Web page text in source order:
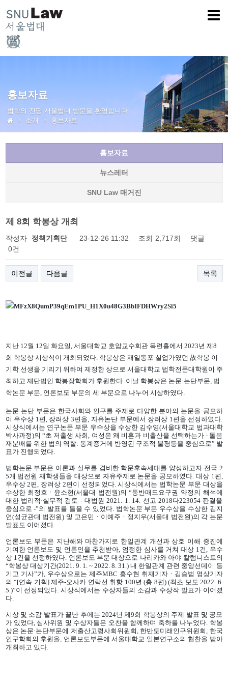
홍보자료
법학의 전당 서울법대 방문을 환영합니다
소개
홍보자료
홍보자료
뉴스레터
SNU Law 매거진
제 8회 학봉상 개최
작성자 정책기획단 23-12-26 11:32 조회 2,717회
댓글
0건
이전글 다음글 목록
지난 12월 12일 화요일, 서울대학교 호암교수회관 목련홀에서 2023년 제8
회 학봉상 시상식이 개최되었다. 학봉상은 재일동포 실업가였던 故학봉 이
기학 선생을 기리기 위하여 제정한 상으로 서울대학교 법학전문대학원이 주
최하고 재단법인 학봉장학회가 후원한다. 이날 학봉상은 논문·논단부문, 법
학논문 부문, 언론보도 부문의 세 부문으로 나누어 시상하였다.
논문·논단 부문은 한국사회와 인구를 주제로 다양한 분야의 논문을 공모하
여 우수상 1편, 장려상 3편을, 자유논단 부문에서 장려상 1편을 선정하였다.
시상식에서는 연구논문 부문 우수상을 수상한 김수영(서울대학교 법과대학
박사과정)의 “초 저출생 사회, 여성은 왜 비혼과 비출산을 선택하는가 - 돌봄
재분배를 위한 법의 역할: 통계증거에 반영된 구조적 불평등을 중심으로” 발
표가 진행되었다.
법학논문 부문은 이론과 실무를 겸비한 학문후속세대를 양성하고자 전국 2
5개 법전원 재학생들을 대상으로 자유주제로 논문을 공모하였다. 대상 1편,
우수상 2편, 장려상 2편이 선정되었다. 시상식에서는 법학논문 부문 대상을
수상한 최정호ㆍ윤소현(서울대 법전원)의 “동반매도요구권 약정의 해석에
대한 법리적·실무적 검토 - 대법원 2021. 1. 14. 선고 2018다223054 판결을
중심으로 -”의 발표를 들을 수 있었다. 법학논문 부문 우수상을 수상한 김지
연(성균관대 법전원) 및 고은민ㆍ이예주ㆍ정지우(서울대 법전원)의 각 논문
발표도 이어졌다.
언론보도 부문은 지난해와 마찬가지로 한일관계 개선과 상호 이해 증진에
기여한 언론보도 및 언론인을 추천받아, 엄정한 심사를 거쳐 대상 1건, 우수
상 1건을 선정하였다. 언론보도 부문 대상으로 나리카와 아야 칼럼니스트의
“학봉상 대상기간(2021. 9. 1. ~ 2022. 8. 31.) 내 한일관계 관련 중앙선데이 등
기고 기사”가, 우수상으로는 제주MBC 홍수현 취재기자ㆍ김승범 영상기자
의 “[연속 기획] 제주-오사카 연락선 취항 100년 (총 8편) (최초 보도 2022. 6.
5.)”이 선정되었다. 시상식에서는 수상자들의 소감과 수상작 발표가 이어졌
다.
시상 및 소감 발표가 끝난 후에는 2024년 제9회 학봉상의 주제 발표 및 공모
가 있었다, 심사위원 및 수상자들은 오찬을 함께하며 축하를 나누었다. 학봉
상은 논문·논단부문에 저출산고령사회위원회, 한반도미래인구위원회, 한국
인구학회의 후원을, 언론보도부문에 서울대학교 일본연구소의 협찬을 받아
개최하고 있다.